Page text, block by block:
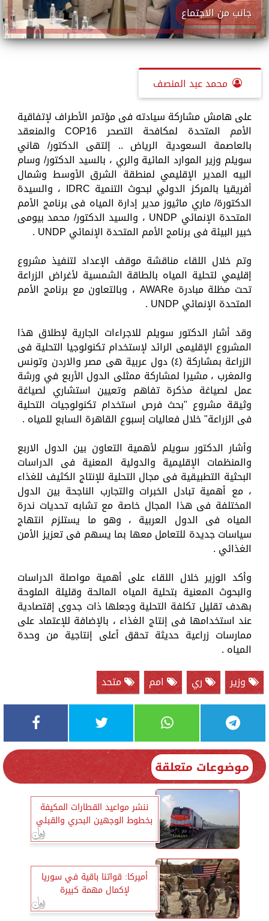
جانب من الاجتماع
محمد عبد المنصف
على هامش مشاركة سيادته فى مؤتمر الأطراف لإتفاقية
الأمم المتحدة لمكافحة التصحر COP16 والمنعقد
بالعاصمة السعودية الرياض .. إلتقى الدكتور/ هاني
سويلم وزير الموارد المائية والري ، بالسيد الدكتور/ وسام
البيه المدير الإقليمي لمنطقة الشرق الأوسط وشمال
أفريقيا بالمركز الدولي لبحوث التنمية IDRC ، والسيدة
الدكتورة/ ماري ماثيوز مدير إدارة المياه فى برنامج الأمم
المتحدة الإنمائي UNDP ، والسيد الدكتور/ محمد بيومى
خبير البيئة فى برنامج الأمم المتحدة الإنمائي UNDP .
وتم خلال اللقاء مناقشة موقف الإعداد لتنفيذ مشروع
إقليمي لتحلية المياه بالطاقة الشمسية لأغراض الزراعة
تحت مظلة مبادرة AWARe ، وبالتعاون مع برنامج الأمم
المتحدة الإنمائي UNDP .
وقد أشار الدكتور سويلم للاجراءات الجارية لإطلاق هذا
المشروع الإقليمى الرائد لإستخدام تكنولوجيا التحلية فى
الزراعة بمشاركة (٤) دول عربية هى مصر والاردن وتونس
والمغرب ، مشيرا لمشاركة ممثلى الدول الأربع في ورشة
عمل لصياغة مذكرة تفاهم وتعيين استشاري لصياغة
وثيقة مشروع "بحث فرص استخدام تكنولوجيات التحلية
فى الزراعة" خلال فعاليات إسبوع القاهرة السابع للمياه .
وأشار الدكتور سويلم لأهمية التعاون بين الدول الاربع
والمنظمات الإقليمية والدولية المعنية فى الدراسات
البحثية التطبيقية فى مجال التحلية للإنتاج الكثيف للغذاء
، مع أهمية تبادل الخبرات والتجارب الناجحة بين الدول
المختلفة فى هذا المجال خاصة مع تشابه تحديات ندرة
المياه فى الدول العربية ، وهو ما يستلزم انتهاج
سياسات جديدة للتعامل معها بما يسهم فى تعزيز الأمن
الغذائي .
وأكد الوزير خلال اللقاء على أهمية مواصلة الدراسات
والبحوث المعنية بتحلية المياه المالحة وقليلة الملوحة
بهدف تقليل تكلفة التحلية وجعلها ذات جدوى إقتصادية
عند استخدامها فى إنتاج الغذاء ، بالإضافة للإعتماد على
ممارسات زراعية حديثة تحقق أعلى إنتاجية من وحدة
المياه .
وزير
ري امم متحد
موضوعات متعلقة
ننشر مواعيد القطارات المكيفة
بخطوط الوجهين البحري والقبلي
أميركا: قواتنا باقية في سوريا
لإكمال مهمة كبيرة